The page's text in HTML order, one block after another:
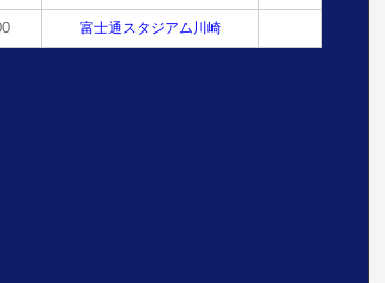
富士通スタジアム川崎